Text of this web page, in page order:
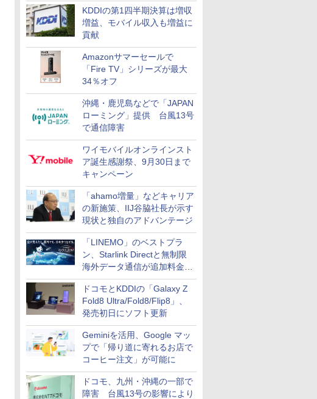
KDDIの第1四半期決算は増収
増益、モバイル収入も増益に
貢献
Amazonサマーセールで
「Fire TV」シリーズが最大
34％オフ
沖縄・鹿児島などで「JAPAN
ローミング」提供 台風13号
で通信障害
ワイモバイルオンラインスト
ア誕生感謝祭、9月30日まで
キャンペーン
「ahamo増量」などキャリア
の新施策、IIJ谷脇社長が示す
現状と独自のアドバンテージ
「LINEMO」のベストプラ
ン、Starlink Directと無制限
海外データ通信が追加料金な
しに
ドコモとKDDIの「Galaxy Z
Fold8 Ultra/Fold8/Flip8」、
発売初日にソフト更新
Geminiを活用、Google マッ
プで「帰り道に寄れるお店で
コーヒー注文」が可能に
ドコモ、九州・沖縄の一部で
障害 台風13号の影響により